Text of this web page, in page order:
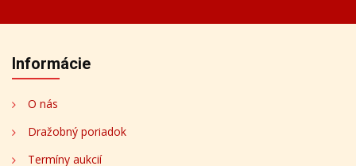
Informácie
O nás
Dražobný poriadok
Termíny aukcií